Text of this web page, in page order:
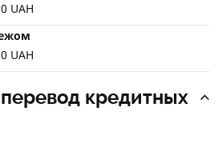
UAH
UAH
кредитных